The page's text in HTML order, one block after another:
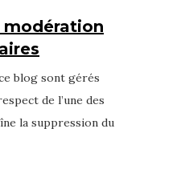
modération
blog sont gérés
de l’une des
la suppression du